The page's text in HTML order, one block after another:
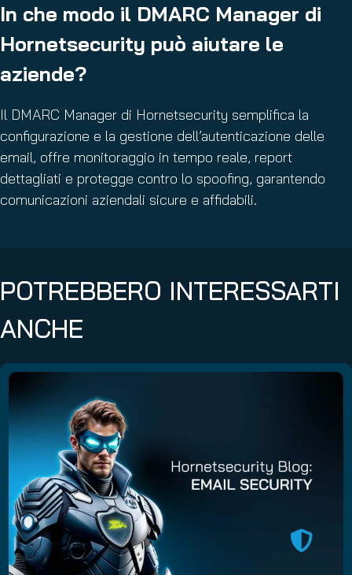
In che modo il DMARC Manager di
Hornetsecurity può aiutare le
aziende?
Il DMARC Manager di Hornetsecurity semplifica la
configurazione e la gestione dell’autenticazione delle
email, offre monitoraggio in tempo reale, report
dettagliati e protegge contro lo spoofing, garantendo
comunicazioni aziendali sicure e affidabili.
POTREBBERO INTERESSARTI
ANCHE